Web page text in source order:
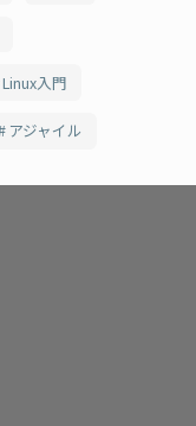
Linux入門
アジャイル